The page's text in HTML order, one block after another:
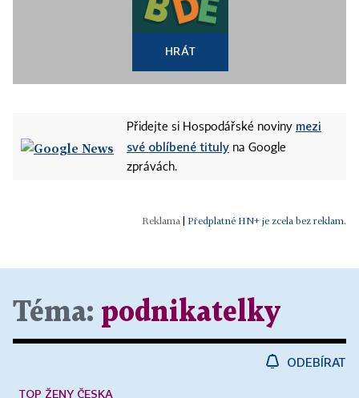
HRÁT
Přidejte si Hospodářské noviny mezi
své oblíbené tituly na Google
zprávách.
Předplatné HN+ je zcela bez reklam.
Téma: podnikatelky
ODEBÍRAT
TOP ŽENY ČESKA